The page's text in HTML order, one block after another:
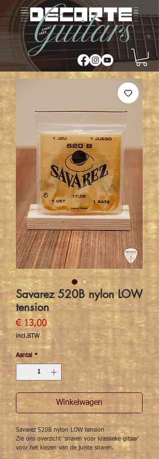
Savarez 520B nylon LOW
tension
€ 13,00Prijs
incl.BTW
Aantal *
Winkelwagen
Savarez 520B nylon LOW tension
Zie ons overzicht 'snaren voor klassieke gitaar'
voor het kiezen van de juiste snaren.